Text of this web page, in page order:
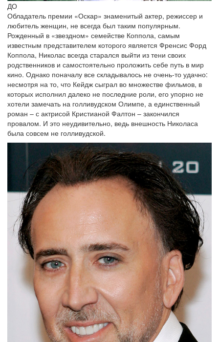
ДО
Обладатель премии «Оскар» знаменитый актер, режиссер и
любитель женщин, не всегда был таким популярным.
Рожденный в «звездном» семействе Коппола, самым
известным представителем которого является Френсис Форд
Коппола, Николас всегда старался выйти из тени своих
родственников и самостоятельно проложить себе путь в мир
кино. Однако поначалу все складывалось не очень-то удачно:
несмотря на то, что Кейдж сыграл во множестве фильмов, в
которых исполнил далеко не последние роли, его упорно не
хотели замечать на голливудском Олимпе, а единственный
роман – с актрисой Кристианой Фалтон – закончился
провалом. И это неудивительно, ведь внешность Николаса
была совсем не голливудской.